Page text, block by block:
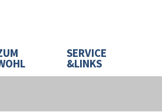
SERVICE
&LINKS